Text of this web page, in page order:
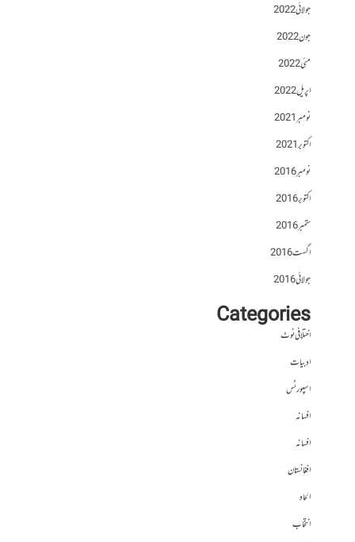
جولائی 2022
جون 2022
مئی 2022
اپریل 2022
نومبر 2021
اکتوبر 2021
نومبر 2016
اکتوبر 2016
ستمبر 2016
اگست 2016
جولائی 2016
Categories
اختلافی نوٹ
ادبیات
اسپورٹس
افسانہ
افسانہ
افغانستان
الحاد
انتخاب